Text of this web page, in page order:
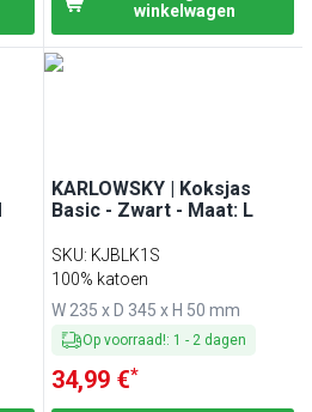
winkelwagen
KARLOWSKY | Koksjas
Basic - Zwart - Maat: L
SKU: KJBLK1S
100% katoen
W 235 x D 345 x H 50 mm
Op voorraad!: 1 - 2 dagen
34,99 €*